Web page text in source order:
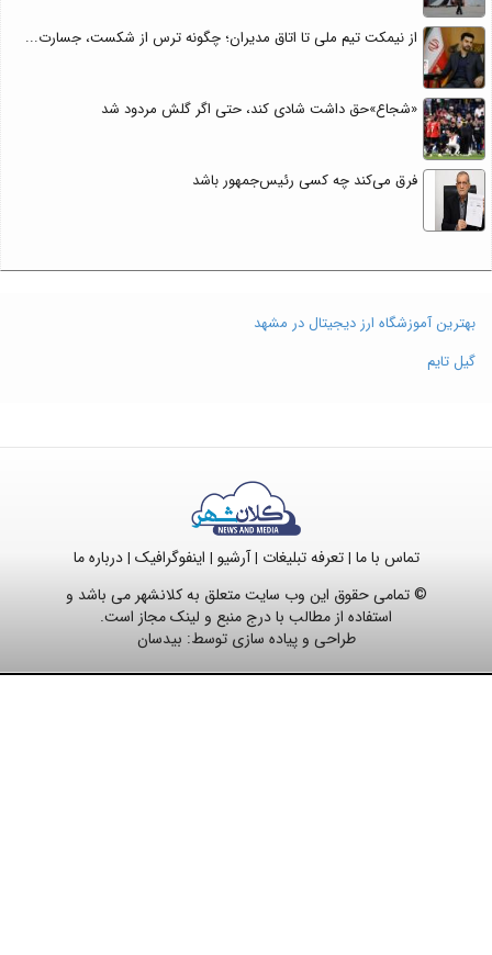
از نیمکت تیم ملی تا اتاق مدیران؛ چگونه ترس از شکست، جسارت...
«شجاع»حق داشت شادی کند، حتی اگر گلش مردود شد
فرق می‌کند چه کسی رئیس‌جمهور باشد
بهترین آموزشگاه ارز دیجیتال در مشهد
گیل تایم
تماس با ما |تعرفه تبلیغات |آرشیو | اینفوگرافیک |درباره ما
© تمامی حقوق این وب سایت متعلق به کلانشهر می باشد و
استفاده از مطالب با درج منبع و لینک مجاز است.
طراحی و پیاده سازی توسط: بیدسان